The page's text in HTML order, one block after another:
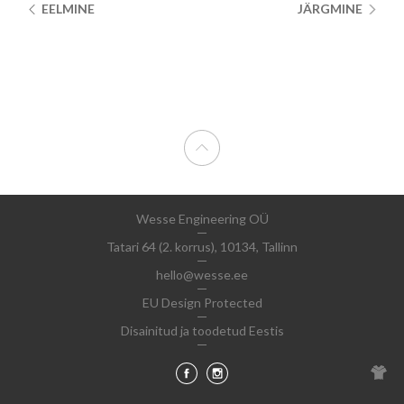
JÄRGMINE
EELMINE
Wesse Engineering OÜ
Tatari 64 (2. korrus), 10134, Tallinn
hello@wesse.ee
EU Design Protected
Disainitud ja toodetud Eestis